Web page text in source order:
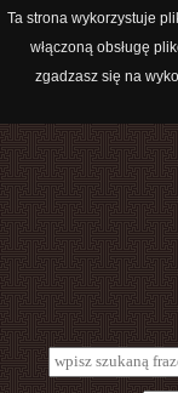
Ta strona wykorzystuje
włączoną obsługę
zgadzasz się na